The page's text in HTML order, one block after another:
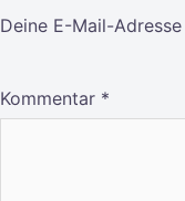
Deine E-Mail-
Kommentar *
Alternative: